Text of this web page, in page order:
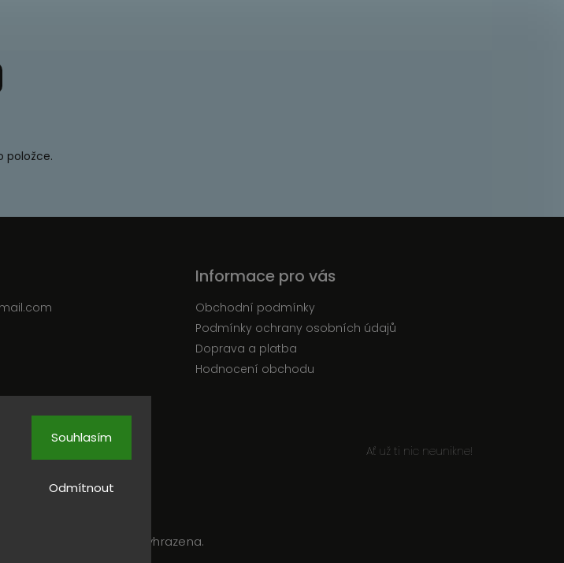
Odmítnout
Souhlasím
položce.
Informace pro vás
Obchodní podmínky
Podmínky ochrany osobních údajů
Doprava a platba
Hodnocení obchodu
Ať už ti nic neunikne!
. Všechna práva vyhrazena.